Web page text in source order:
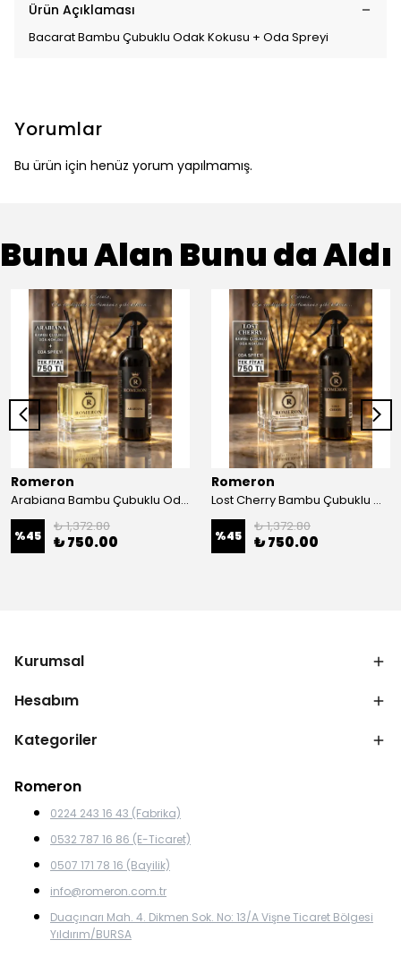
Ürün Açıklaması
Bacarat Bambu Çubuklu Odak Kokusu + Oda Spreyi
Yorumlar
Bu ürün için henüz yorum yapılmamış.
Bunu Alan Bunu da Aldı
Romeron
Arabiana Bambu Çubuklu Odak Kokusu + Oda Spreyi
%45
₺ 1,372.80
₺ 750.00
Romeron
Lost Cherry Bambu Çubuklu Odak Kokusu + Oda Spreyi
%45
₺ 1,372.80
₺ 750.00
Kurumsal
Hesabım
Kategoriler
Romeron
0224 243 16 43 (Fabrika)
0532 787 16 86 (E-Ticaret)
0507 171 78 16 (Bayilik)
info@romeron.com.tr
Duaçınarı Mah. 4. Dikmen Sok. No: 13/A Vişne Ticaret Bölgesi
Yıldırım/BURSA